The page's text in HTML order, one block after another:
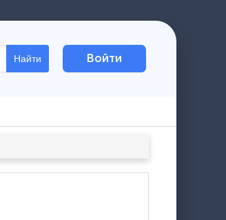
Найти Войти